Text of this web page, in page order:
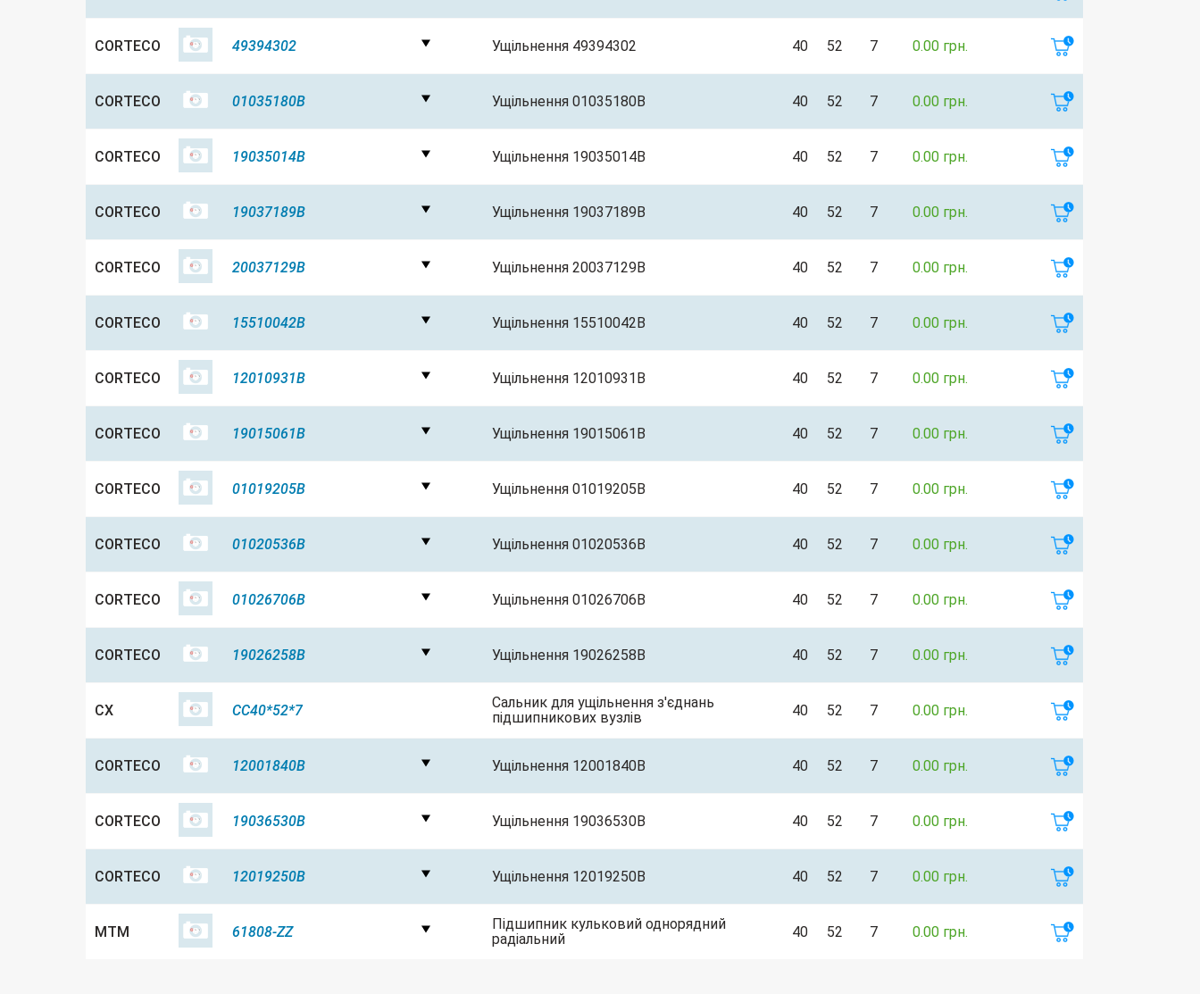
CORTECO 49394302 Ущільнення 49394302 40 52 7 0.00 грн.
CORTECO 01035180B Ущільнення 01035180B 40 52 7 0.00 грн.
CORTECO 19035014B Ущільнення 19035014B 40 52 7 0.00 грн.
CORTECO 19037189B Ущільнення 19037189B 40 52 7 0.00 грн.
CORTECO 20037129B Ущільнення 20037129B 40 52 7 0.00 грн.
CORTECO 15510042B Ущільнення 15510042B 40 52 7 0.00 грн.
CORTECO 12010931B Ущільнення 12010931B 40 52 7 0.00 грн.
CORTECO 19015061B Ущільнення 19015061B 40 52 7 0.00 грн.
CORTECO 01019205B Ущільнення 01019205B 40 52 7 0.00 грн.
CORTECO 01020536B Ущільнення 01020536B 40 52 7 0.00 грн.
CORTECO 01026706B Ущільнення 01026706B 40 52 7 0.00 грн.
CORTECO 19026258B Ущільнення 19026258B 40 52 7 0.00 грн.
CX CC40*52*7
Сальник для ущільнення з'єднань
підшипникових вузлів
40 52 7 0.00 грн.
CORTECO 12001840B Ущільнення 12001840B 40 52 7 0.00 грн.
CORTECO 19036530B Ущільнення 19036530B 40 52 7 0.00 грн.
CORTECO 12019250B Ущільнення 12019250B 40 52 7 0.00 грн.
MTM 61808-ZZ
Підшипник кульковий однорядний
радіальний
40 52 7 0.00 грн.